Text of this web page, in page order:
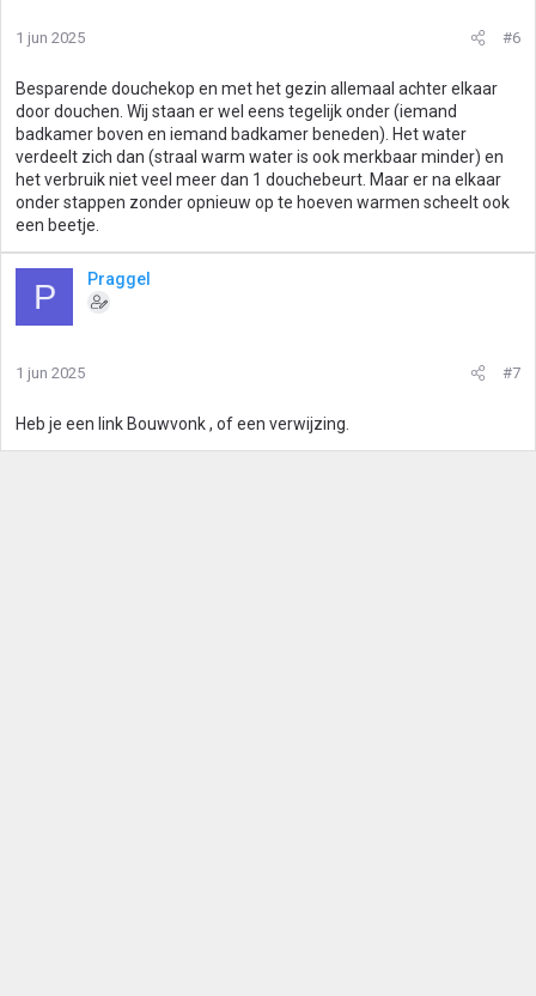
1 jun 2025 #6
Besparende douchekop en met het gezin allemaal achter elkaar
door douchen. Wij staan er wel eens tegelijk onder (iemand
badkamer boven en iemand badkamer beneden). Het water
verdeelt zich dan (straal warm water is ook merkbaar minder) en
het verbruik niet veel meer dan 1 douchebeurt. Maar er na elkaar
onder stappen zonder opnieuw op te hoeven warmen scheelt ook
een beetje.
P Praggel
1 jun 2025 #7
Heb je een link Bouwvonk , of een verwijzing.